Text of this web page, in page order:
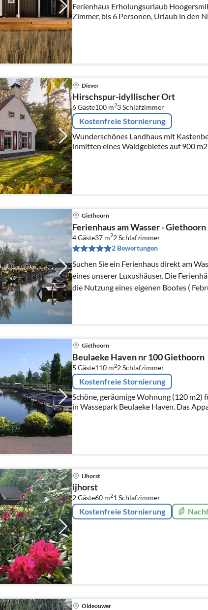
Ferienhaus Erholungsurlaub
Zimmer, bis 6 Personen, Urlaub in den
Diever
Hirschspur-idyllischer Ort
6 Gäste100 m23Schlafzimmer
Kostenfreie Stornierung
Wunderschönes Landhaus mit
inmitten eines Waldgebietes auf 900 m2
Privatgrundstück. Viel Privatsphäre und
ausgestattet.
Giethoorn
Ferienhaus am Wasser - Giethoorn
4 Gäste37 m22Schlafzimmer
2 Bewertungen
Suchen Sie ein Ferienhaus direkt am
eines unserer Luxushäuser. Die
die Nutzung eines eigenen Bootes (
Giethoorn
Beulaeke Haven nr 100 Giethoorn
5 Gäste110 m22Schlafzimmer
Kostenfreie Stornierung
Schöne, geräumige Wohnung (120 m2)
in Wassepark Beulaeke Haven. Das Appartement liegt an
IJhorst
ijhorst
2 Gäste60 m21 Schlafzimmer
Kostenfreie Stornierung
Oldeouwer